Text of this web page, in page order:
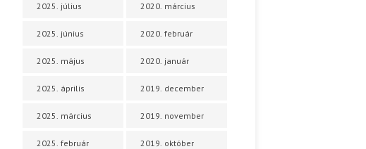
2025. július
2025. június
2025. május
2025. április
2025. március
2025. február
2020. március
2020. február
2020. január
2019. december
2019. november
2019. október